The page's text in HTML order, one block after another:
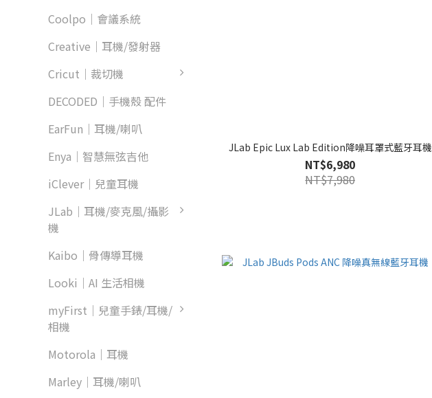
Coolpo｜會議系統
Creative｜耳機/發射器
Cricut｜裁切機
DECODED｜手機殼 配件
EarFun｜耳機/喇叭
Enya｜智慧無弦吉他
iClever｜兒童耳機
JLab｜耳機/麥克風/攝影
機
Kaibo｜骨傳導耳機
Looki｜AI 生活相機
myFirst｜兒童手錶/耳機/
相機
Motorola｜耳機
Marley｜耳機/喇叭
JLab Epic Lux Lab Edition降噪耳罩式藍牙耳機
NT$6,980
NT$7,980